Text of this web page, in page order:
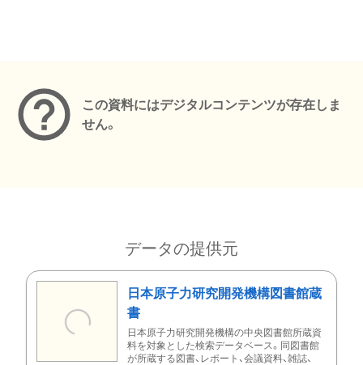
この資料にはデジタルコンテンツが存在しま
せん。
データの提供元
日本原子力研究開発機構図書館蔵
書
日本原子力研究開発機構の中央図書館所蔵資
料を対象とした検索データベース。同図書館
が所蔵する図書、レポート、会議資料、雑誌、